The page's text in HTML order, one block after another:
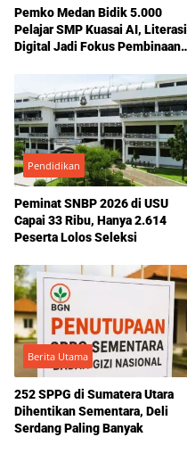
Pemko Medan Bidik 5.000
Pelajar SMP Kuasai AI, Literasi
Digital Jadi Fokus Pembinaan
Pendidikan
Peminat SNBP 2026 di USU
Capai 33 Ribu, Hanya 2.614
Peserta Lolos Seleksi
Berita Utama
252 SPPG di Sumatera Utara
Dihentikan Sementara, Deli
Serdang Paling Banyak